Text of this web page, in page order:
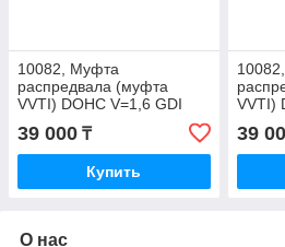
10082, Муфта
распредвала (муфта
VVTI) DOHC V=1,6 GDI
39 000 ₸
Купить
VVTI)
39
О нас